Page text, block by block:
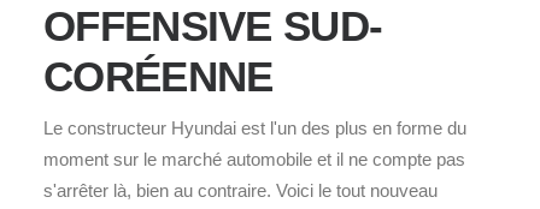
OFFENSIVE SUD-
CORÉENNE
Le constructeur Hyundai est l'un des plus en forme du
moment sur le marché automobile et il ne compte pas
s'arrêter là, bien au contraire. Voici le tout nouveau